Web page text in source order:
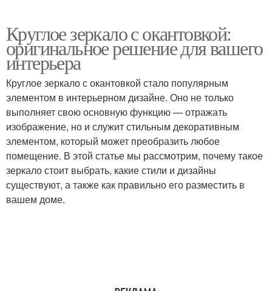
Круглое зеркало с окантовкой:
оригинальное решение для вашего
интерьера
Круглое зеркало с окантовкой стало популярным
элементом в интерьерном дизайне. Оно не только
выполняет свою основную функцию — отражать
изображение, но и служит стильным декоративным
элементом, который может преобразить любое
помещение. В этой статье мы рассмотрим, почему такое
зеркало стоит выбрать, какие стили и дизайны
существуют, а также как правильно его разместить в
вашем доме.